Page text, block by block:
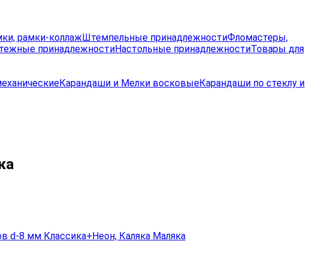
рамки-коллажШтемпельные принадлежностиФломастеры,
принадлежностиНастольные принадлежностиТовары для
Карандаши и Мелки восковыеКарандаши по стеклу и